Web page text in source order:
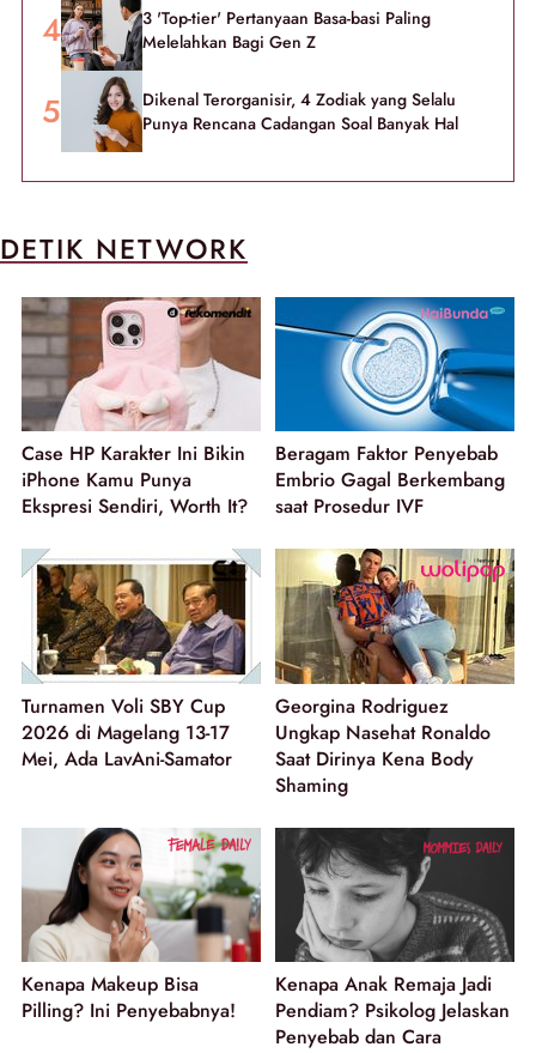
3 'Top-tier' Pertanyaan Basa-basi Paling
Melelahkan Bagi Gen Z
Dikenal Terorganisir, 4 Zodiak yang Selalu
Punya Rencana Cadangan Soal Banyak Hal
DETIK NETWORK
Case HP Karakter Ini Bikin
iPhone Kamu Punya
Ekspresi Sendiri, Worth It?
Beragam Faktor Penyebab
Embrio Gagal Berkembang
saat Prosedur IVF
Turnamen Voli SBY Cup
2026 di Magelang 13-17
Mei, Ada LavAni-Samator
Georgina Rodriguez
Ungkap Nasehat Ronaldo
Saat Dirinya Kena Body
Shaming
Kenapa Makeup Bisa
Pilling? Ini Penyebabnya!
Kenapa Anak Remaja Jadi
Pendiam? Psikolog Jelaskan
Penyebab dan Cara